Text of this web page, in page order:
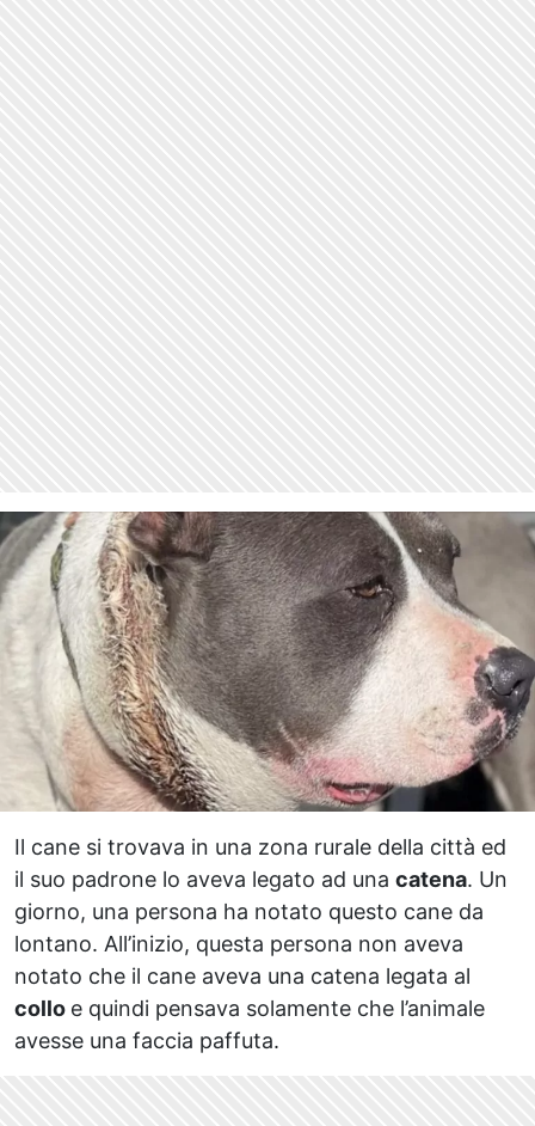
Il cane si trovava in una zona rurale della città ed
il suo padrone lo aveva legato ad una catena. Un
giorno, una persona ha notato questo cane da
lontano. All’inizio, questa persona non aveva
notato che il cane aveva una catena legata al
collo e quindi pensava solamente che l’animale
avesse una faccia paffuta.